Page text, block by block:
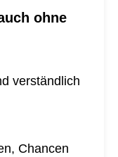
ohne
verständlich
Chancen